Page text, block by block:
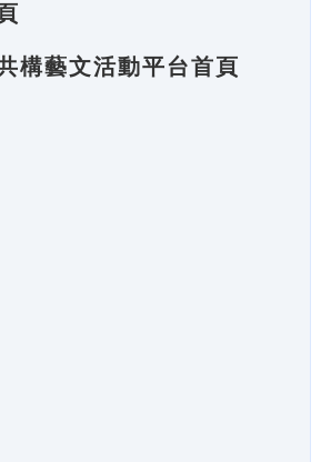
構藝文活動平台首頁